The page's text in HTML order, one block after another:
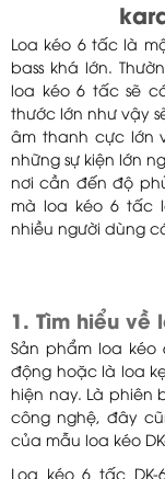
Loa kéo 6 tấc là
bass khá lớn.
loa kéo 6 tấc sẽ
thước lớn như vậy
âm thanh cực lớn
những sự kiện lớn
nơi cần đến độ
mà loa kéo 6 tấc
nhiều người dùng
1. Tìm hiểu về
Sản phẩm loa kéo
động hoặc là loa
hiện nay. Là phiên
công nghệ, đây
của mẫu loa kéo